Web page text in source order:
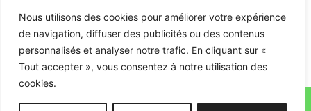
Nous utilisons des cookies pour améliorer votre expérience
de navigation, diffuser des publicités ou des contenus
personnalisés et analyser notre trafic. En cliquant sur «
Tout accepter », vous consentez à notre utilisation des
cookies.
Samb'Bagage © 2026 Tous droits réservés.